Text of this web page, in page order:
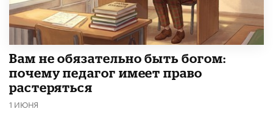
​Вам не обязательно быть богом:
почему педагог имеет право
растеряться
1 ИЮНЯ